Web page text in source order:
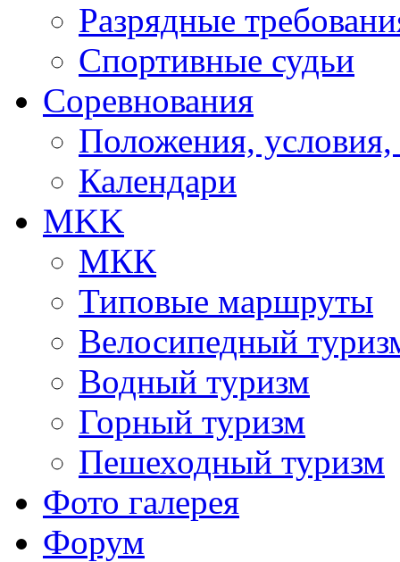
Разрядные
Спортивные судьи
Соревнования
Положения, условия,
Календари
MKK
МКК
Типовые маршруты
Велосипедный
Водный туризм
Горный туризм
Пешеходный туризм
Фото галерея
Форум